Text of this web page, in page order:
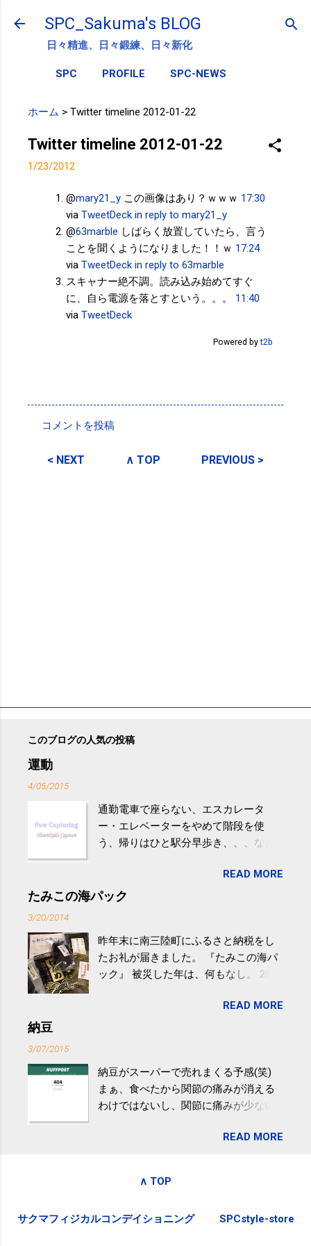
スキップしてメイン コンテンツに移動
SPC_Sakuma's BLOG
日々精進、日々鍛練、日々新化
SPC PROFILE SPC-NEWS
ホーム > Twitter timeline 2012-01-22
Twitter timeline 2012-01-22
1/23/2012
@mary21_y この画像はあり？ｗｗｗ 17:30
via TweetDeck in reply to mary21_y
@63marble しばらく放置していたら、言う
ことを聞くようになりました！！ｗ 17:24
via TweetDeck in reply to 63marble
スキャナー絶不調。読み込み始めてすぐ
に、自ら電源を落とすという。。。
11:40
via TweetDeck
Powered byt2b
メ
コメントを投稿
< NEXT ∧ TOP PREVIOUS >
このブログの人気の投稿
運動
4/05/2015
通勤電車で座らない、エスカレータ
ー・エレベーターをやめて階段を使
う、帰りはひと駅分早歩き、、、など
やすい。 スポーツウェア・シューズで
するものだけが運動ではない。 食べ
けると改善する、との結果を筑波大の
研究チームが発表した。改善が期待で
きるのは、過度の飲酒が原因ではない
減らなくても効果があるという。 正田
波大「減量しなくても効果」 - ニュー
ス - アピタル（医療・健康）
READ MORE
たみこの海パック
3/20/2014
昨年末に南三陸町にふるさと納税をし
たお礼が届きました。 『たみこの海パ
ック』 被災した年は、何もなし。 2年
が『たみこの海パック』。 ボランティ
全く考えていなかったので、貰えると
少しづつ復興してる感が伝わってきて
嬉しいです。 あと、ふるさと納税が節
ですが、節税になるほど稼げていない
READ MORE
納豆
3/07/2015
納豆がスーパーで売れまくる予感(笑)
まぁ、食べたから関節の痛みが消える
わけではないし、関節に痛みが少ない
ど。。 「関節の老化」は、「コンドロ
歳をピークにして、体内で作られる量
代の半分、60代ではそのさらに半分に
READ MORE
∧ TOP
サクマフィジカルコンデイショニング SPCstyle-store